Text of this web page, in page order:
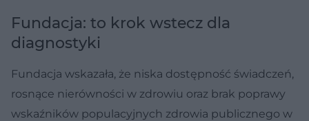
Fundacja: to krok wstecz dla
diagnostyki
Fundacja wskazała, że niska dostępność świadczeń,
rosnące nierówności w zdrowiu oraz brak poprawy
wskaźników populacyjnych zdrowia publicznego w